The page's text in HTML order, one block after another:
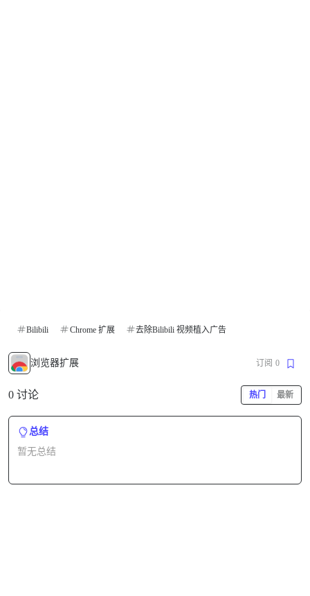
Bilibili Chrome 扩展 去除Bilibili 视频植入广告
浏览器扩展 订阅 0
0 讨论 热门 最新
总结
暂无总结